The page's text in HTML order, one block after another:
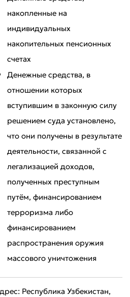
накопленные на
индивидуальных
накопительных пенсионных
счетах
Денежные средства, в
отношении которых
вступившим в законную силу
решением суда установлено,
что они получены в результате
деятельности, связанной с
легализацией доходов,
полученных преступным
путём, финансированием
терроризма либо
финансированием
распространения оружия
массового уничтожения
Республика Узбекистан,